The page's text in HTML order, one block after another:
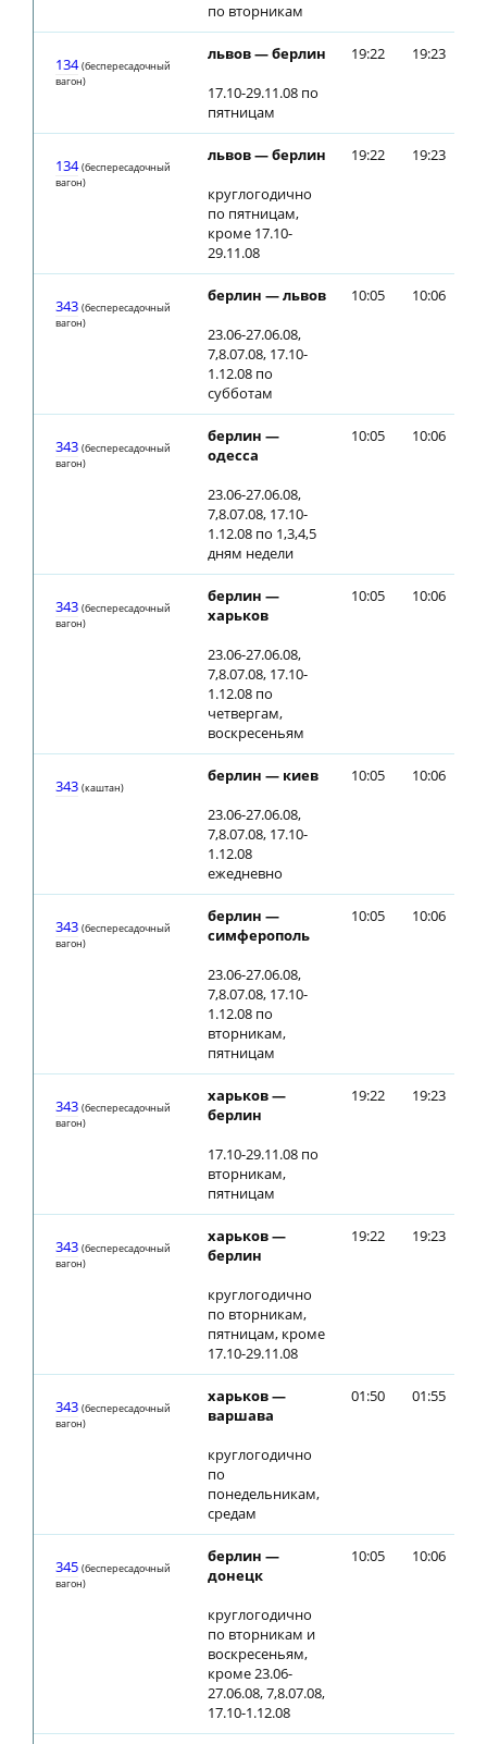
по вторникам
134 (беспересадочный
вагон)
львов — берлин
17.10-29.11.08 по
пятницам
19:22 19:23
134 (беспересадочный
вагон)
львов — берлин
круглогодично
по пятницам,
кроме 17.10-
29.11.08
19:22 19:23
343 (беспересадочный
вагон)
берлин — львов
23.06-27.06.08,
7,8.07.08, 17.10-
1.12.08 по
субботам
10:05 10:06
343 (беспересадочный
вагон)
берлин —
одесса
23.06-27.06.08,
7,8.07.08, 17.10-
1.12.08 по 1,3,4,5
дням недели
10:05 10:06
343 (беспересадочный
вагон)
берлин —
харьков
23.06-27.06.08,
7,8.07.08, 17.10-
1.12.08 по
четвергам,
воскресеньям
10:05 10:06
343 (каштан)
берлин — киев
23.06-27.06.08,
7,8.07.08, 17.10-
1.12.08
ежедневно
10:05 10:06
343 (беспересадочный
вагон)
берлин —
симферополь
23.06-27.06.08,
7,8.07.08, 17.10-
1.12.08 по
вторникам,
пятницам
10:05 10:06
343 (беспересадочный
вагон)
харьков —
берлин
17.10-29.11.08 по
вторникам,
пятницам
19:22 19:23
343 (беспересадочный
вагон)
харьков —
берлин
круглогодично
по вторникам,
пятницам, кроме
17.10-29.11.08
19:22 19:23
343 (беспересадочный
вагон)
харьков —
варшава
круглогодично
по
понедельникам,
средам
01:50 01:55
345 (беспересадочный
вагон)
берлин —
донецк
круглогодично
по вторникам и
воскресеньям,
кроме 23.06-
27.06.08, 7,8.07.08,
17.10-1.12.08
10:05 10:06